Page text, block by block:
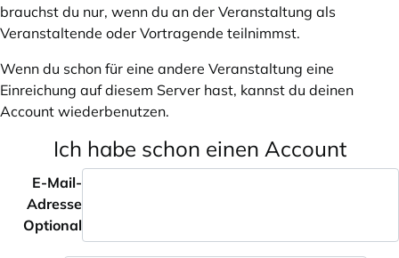
brauchst du nur, wenn du an der Veranstaltung als
Veranstaltende oder Vortragende teilnimmst.
Wenn du schon für eine andere Veranstaltung eine
Einreichung auf diesem Server hast, kannst du deinen
Account wiederbenutzen.
Ich habe schon einen Account
E-Mail-
Adresse
Optional